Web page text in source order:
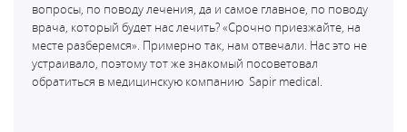
вопросы, по поводу лечения, да и самое главное, по поводу
врача, который будет нас лечить? «Срочно приезжайте, на
месте разберемся». Примерно так, нам отвечали. Нас это не
устраивало, поэтому тот же знакомый посоветовал
обратиться в медицинскую компанию Sapir medical.